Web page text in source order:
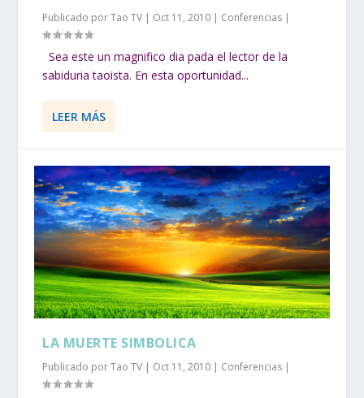
Publicado porTao TV | Oct 11, 2010 | Conferencias |
Sea este un magnifico dia pada el lector de la
sabiduria taoista. En esta oportunidad...
LEER MÁS
LA MUERTE SIMBOLICA
Publicado porTao TV | Oct 11, 2010 | Conferencias |